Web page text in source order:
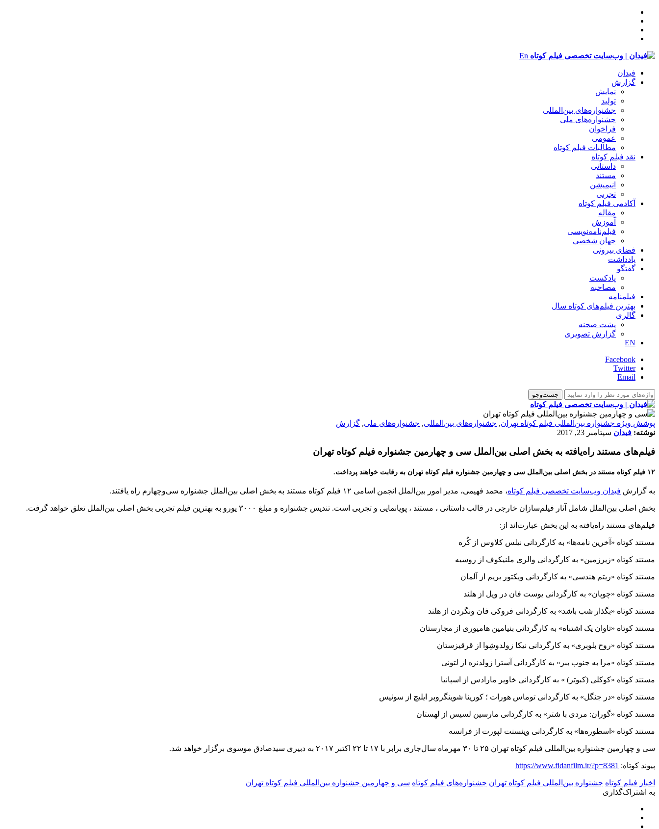
En
فیدان
گزارش
نمایش
تولید
‌‌جشنواره‌های بین‌المللی
جشنواره‌های ملی
فراخوان
عمومی
مطالبات فیلم کوتاه
نقد فیلم کوتاه
داستانی
مستند
انیمیشن
تجربی
آکادمی فیلم کوتاه
مقاله
آموزش
فیلم‌نامه‌نویسی
جهان شخصی
فضای بیرونی
یادداشت
گفتگو
پادکست
مصاحبه
فیلمنامه
بهترین فیلم‌های کوتاه سال
گالری
پشت صحنه
گزارش تصویری
EN
Facebook
Twitter
Email
پوشش ویژه جشنواره بین‌المللی فیلم کوتاه تهران, ‌‌جشنواره‌های بین‌المللی, جشنواره‌های ملی, گزارش
نوشته: فیدان سپتامبر 23, 2017
فیلم‌های مستند راه‌یافته به بخش اصلی بین‌الملل سی و چهارمین جشنواره فیلم کوتاه تهران
۱۲ فیلم کوتاه مستند در بخش اصلی بین‌الملل سی و چهارمین جشنواره فیلم کوتاه تهران به رقابت خواهند پرداخت.
به گزارش فیدان وب‌سایت تخصصی فیلم کوتاه، محمد فهیمی، مدیر امور بین‌الملل انجمن اسامی ۱۲ فیلم کوتاه مستند به بخش اصلی بین‌الملل جشنواره سی‌و‌چهارم راه یافتند.
بخش اصلی بین‌الملل شامل آثار فیلم‌سازان خارجی در قالب داستانی ، مستند ، پویانمایی و تجربی است. تندیس جشنواره و مبلغ ۳۰۰۰ یورو به بهترین فیلم تجربی بخش اصلی بین‌الملل تعلق خواهد گرفت.
فیلم‌های مستند راه‌یافته به این بخش عبارت‌اند از:
مستند کوتاه «آخرین نامه‌ها» به کارگردانی نیلس کلاوس از کُره
مستند کوتاه «زیرزمین» به کارگردانی والری ملنیکوف از روسیه
مستند کوتاه «ریتم هندسی» به کارگردانی ویکتور بریم از آلمان
مستند کوتاه «چوپان» به کارگردانی یوست فان در ویل از هلند
مستند کوتاه «بگذار شب باشد» به کارگردانی فروکی فان ونگردن از هلند
مستند کوتاه «تاوان یک اشتباه» به کارگردانی بنیامین هامیوری از مجارستان
مستند کوتاه «روح بلوبری» به کارگردانی نیکا زولدوشِوا از قرقیزستان
مستند کوتاه «مرا به جنوب ببر» به کارگردانی آسترا زولدنره از لتونی
مستند کوتاه «کوکلی (کبوتر) » به کارگردانی خاویر مارادس از اسپانیا
مستند کوتاه «در جنگل» به کارگردانی توماس هورات ؛ کورینا شوینگروبر ایلیچ از سوئیس
مستند کوتاه «گوران: مردی با شتر» به کارگردانی مارسین لسیس از لهستان
مستند کوتاه «اسطوره‌ها» به کارگردانی وینسنت لپورت از فرانسه
سی و چهارمین جشنواره بین‌المللی فیلم کوتاه تهران ۲۵ تا ۳۰ مهرماه سال‌جاری برابر با ۱۷ تا ۲۲ اکتبر ۲۰۱۷ به دبیری سیدصادق موسوی برگزار خواهد شد.
پیوند کوتاه: https://www.fidanfilm.ir/?p=8381
اخبار فیلم کوتاه جشنواره بین‌المللی فیلم کوتاه تهران جشنواره‌های فیلم کوتاه سی‌ و چهارمین جشنواره بین‌المللی فیلم کوتاه تهران
به اشتراک‌گذاری